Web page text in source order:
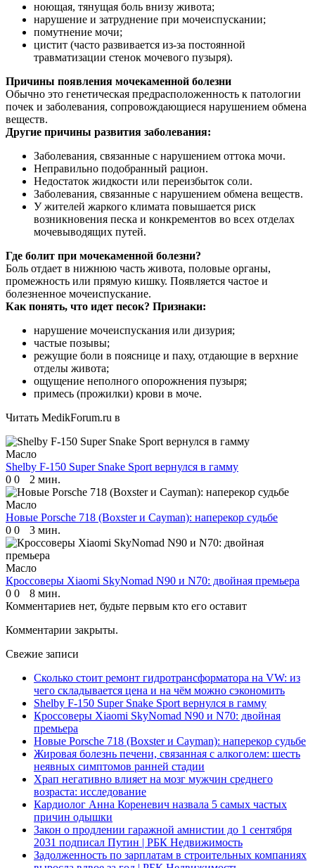
ноющая, тянущая боль внизу живота;
нарушение и затруднение при мочеиспускании;
помутнение мочи;
цистит (часто развивается из-за постоянной
травматизации стенок мочевого пузыря).
Причины появления мочекаменной болезни
Обычно это генетическая предрасположенность к патологии
почек и заболевания, сопровождающиеся нарушением обмена
веществ.
Другие причины развития заболевания:
Заболевания, связанные с нарушением оттока мочи.
Неправильно подобранный рацион.
Недостаток жидкости или переизбыток соли.
Заболевания, связанные с нарушением обмена веществ.
У жителей жаркого климата повышается риск
возникновения песка и конкрементов во всех отделах
мочевыводящих путей.
Где болит при мочекаменной болезни?
Боль отдает в нижнюю часть живота, половые органы,
промежность или прямую кишку. Появляется частое и
болезненное мочеиспускание.
Как понять, что идет песок? Признаки:
нарушение мочеиспускания или дизурия;
частые позывы;
режущие боли в пояснице и паху, отдающие в верхние
отделы живота;
ощущение неполного опорожнения пузыря;
примесь (прожилки) крови в моче.
Читать MedikForum.ru в
Масло
Shelby F-150 Super Snake Sport вернулся в гамму
0 0 2 мин.
Масло
Новые Porsche 718 (Boxster и Cayman): наперекор судьбе
0 0 3 мин.
Масло
Кроссоверы Xiaomi SkyNomad N90 и N70: двойная премьера
0 0
8 мин.
Комментариев нет, будьте первым кто его оставит
Комментарии закрыты.
Свежие записи
Сколько стоит ремонт гидротрансформатора на VW: из
чего складывается цена и на чём можно сэкономить
Shelby F-150 Super Snake Sport вернулся в гамму
Кроссоверы Xiaomi SkyNomad N90 и N70: двойная
премьера
Новые Porsche 718 (Boxster и Cayman): наперекор судьбе
Жировая болезнь печени, связанная с алкоголем: шесть
неявных симптомов ранней стадии
Храп негативно влияет на мозг мужчин среднего
возраста: исследование
Кардиолог Анна Кореневич назвала 5 самых частых
причин одышки
Закон о продлении гаражной амнистии до 1 сентября
2031 подписал Путин | РБК Недвижимость
Задолженность по зарплатам в строительных компаниях